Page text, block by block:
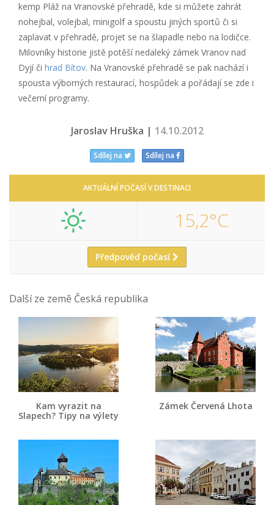
kemp Pláž na Vranovské přehradě, kde si můžete zahrát
nohejbal, volejbal, minigolf a spoustu jiných sportů či si
zaplavat v přehradě, projet se na šlapadle nebo na lodičce.
Milovníky historie jistě potěší nedaleký zámek Vranov nad
Dyjí či hrad Bítov. Na Vranovské přehradě se pak nachází i
spousta výborných restaurací, hospůdek a pořádají se zde i
večerní programy.
Jaroslav Hruška | 14.10.2012
Sdílej na Sdílej na
AKTUÁLNÍ POČASÍ V DESTINACI
15,2°C
Předpověď počasí
Další ze země Česká republika
Kam vyrazit na
Slapech? Tipy na výlety
Zámek Červená Lhota